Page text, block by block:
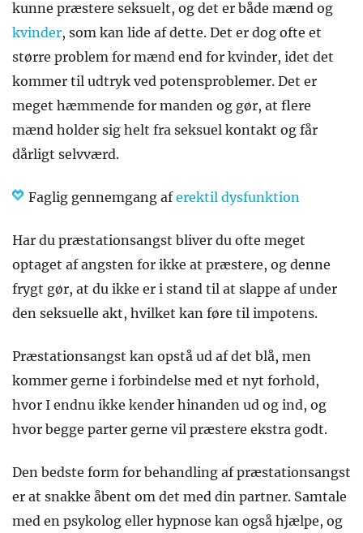
kunne præstere seksuelt, og det er både mænd og
kvinder, som kan lide af dette. Det er dog ofte et
større problem for mænd end for kvinder, idet det
kommer til udtryk ved potensproblemer. Det er
meget hæmmende for manden og gør, at flere
mænd holder sig helt fra seksuel kontakt og får
dårligt selvværd.
Faglig gennemgang aferektil dysfunktion
Har du præstationsangst bliver du ofte meget
optaget af angsten for ikke at præstere, og denne
frygt gør, at du ikke er i stand til at slappe af under
den seksuelle akt, hvilket kan føre til impotens.
Præstationsangst kan opstå ud af det blå, men
kommer gerne i forbindelse med et nyt forhold,
hvor I endnu ikke kender hinanden ud og ind, og
hvor begge parter gerne vil præstere ekstra godt.
Den bedste form for behandling af præstationsangst
er at snakke åbent om det med din partner. Samtale
med en psykolog eller hypnose kan også hjælpe, og